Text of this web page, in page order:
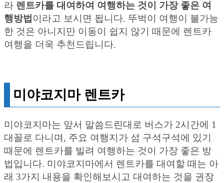
라 렌트카를 대여하여 여행하는 것이 가장 좋은 여
행방법 이라고 보시면 됩니다. 뚜벅이 여행이 불가능
한 것은 아니지만 이동이 쉽지 않기 때문에 렌트카
여행을 더욱 추천드립니다.
미야코지마 렌트카
미야코지마는 앞서 말씀드린대로 버스가 2시간에 1
대꼴로 다니며, 주요 여행지가 섬 구석구석에 있기
때문에 렌트카를 빌려 여행하는 것이 가장 좋은 방
법입니다. 미야코지마에서 렌트카를 대여할 때는 아
래 3가지 내용을 확인해보시고 대여하는 것을 권장